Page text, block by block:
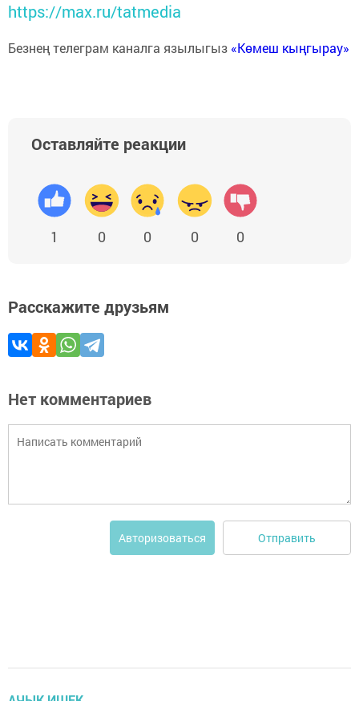
https://max.ru/tatmedia
Безнең телеграм каналга язылыгыз «Көмеш кыңгырау»
Оставляйте реакции
1 0 0 0 0
Расскажите друзьям
Нет комментариев
Авторизоваться Отправить